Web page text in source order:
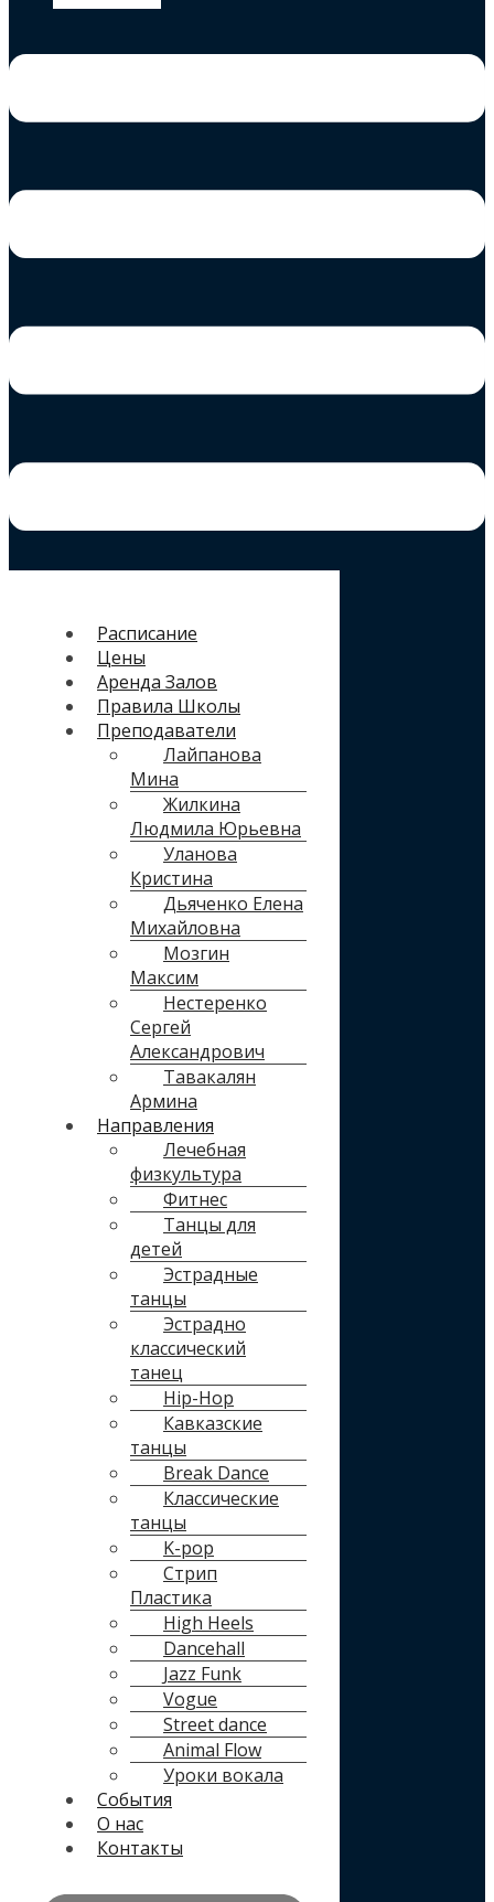
Расписание
Цены
Аренда Залов
Правила Школы
Преподаватели
Лайпанова
Мина
Жилкина
Людмила Юрьевна
Уланова
Кристина
Дьяченко Елена
Михайловна
Мозгин
Максим
Нестеренко
Сергей
Александрович
Тавакалян
Армина
Направления
Лечебная
физкультура
Фитнес
Танцы для
детей
Эстрадные
танцы
Эстрадно
классический
танец
Hip-Hop
Кавказские
танцы
Break Dance
Классические
танцы
K-pop
Стрип
Пластика
High Heels
Dancehall
Jazz Funk
Vogue
Street dance
Animal Flow
Уроки вокала
События
О нас
Контакты